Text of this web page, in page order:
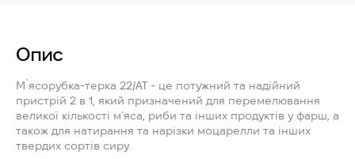
Опис
М`ясорубка-терка 22/AT - це потужний та надійний
пристрій 2 в 1, який призначений для перемелювання
великої кількості м`яса, риби та інших продуктів у фарш, а
також для натирання та нарізки моцарелли та інших
твердих сортів сиру.